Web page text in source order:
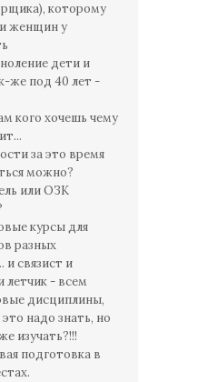
которому
женщин у
дети и
же под 40 лет -
кого хочешь чему
за это время
можно?
или ОЗК
курсы для
разных
и связист и
летчик - всем
дисциплины,
надо знать, но
изучать?!!!
подготовка в